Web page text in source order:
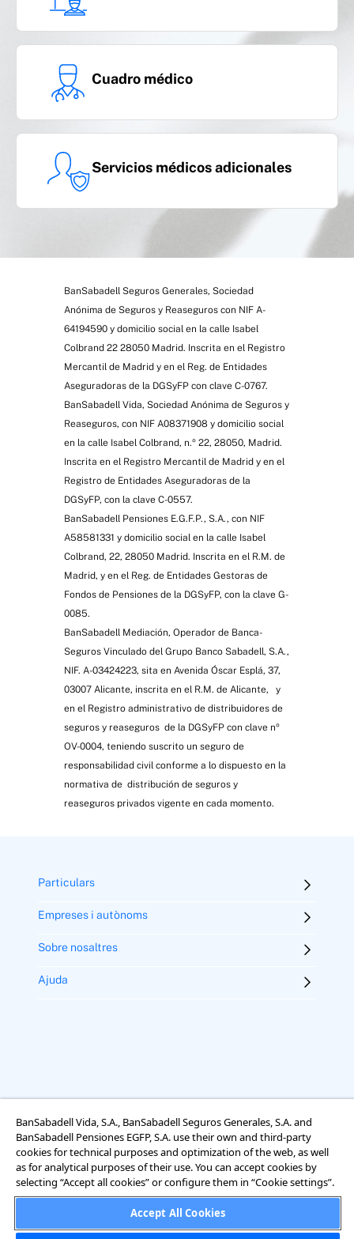
Cuadro médico
Servicios médicos adicionales
BanSabadell Seguros Generales, Sociedad
Anónima de Seguros y Reaseguros con NIF A-
64194590 y domicilio social en la calle Isabel
Colbrand 22 28050 Madrid. Inscrita en el Registro
Mercantil de Madrid y en el Reg. de Entidades
Aseguradoras de la DGSyFP con clave C-0767.
BanSabadell Vida, Sociedad Anónima de Seguros y
Reaseguros, con NIF A08371908 y domicilio social
en la calle Isabel Colbrand, n.º 22, 28050, Madrid.
Inscrita en el Registro Mercantil de Madrid y en el
Registro de Entidades Aseguradoras de la
DGSyFP, con la clave C-0557.
BanSabadell Pensiones E.G.F.P., S.A., con NIF
A58581331 y domicilio social en la calle Isabel
Colbrand, 22, 28050 Madrid. Inscrita en el R.M. de
Madrid, y en el Reg. de Entidades Gestoras de
Fondos de Pensiones de la DGSyFP, con la clave G-
0085.
BanSabadell Mediación, Operador de Banca-
Seguros Vinculado del Grupo Banco Sabadell, S.A.,
NIF. A-03424223, sita en Avenida Óscar Esplá, 37,
03007 Alicante, inscrita en el R.M. de Alicante, y
en el Registro administrativo de distribuidores de
seguros y reaseguros de la DGSyFP con clave nº
OV-0004, teniendo suscrito un seguro de
responsabilidad civil conforme a lo dispuesto en la
normativa de distribución de seguros y
reaseguros privados vigente en cada momento.
Particulars
Empreses i autònoms
Sobre nosaltres
Ajuda
Avís legal Termes i condicions d’ús
Ús de galetes
Accessibilitat
Informació sobre el tractament de dades personals
BanSabadell Vida, S.A., BanSabadell Seguros Generales, S.A. and
BanSabadell Pensiones EGFP, S.A. use their own and third-party
cookies for technical purposes and optimization of the web, as well
as for analytical purposes of their use. You can accept cookies by
selecting “Accept all cookies” or configure them in “Cookie settings”.
Accept All Cookies